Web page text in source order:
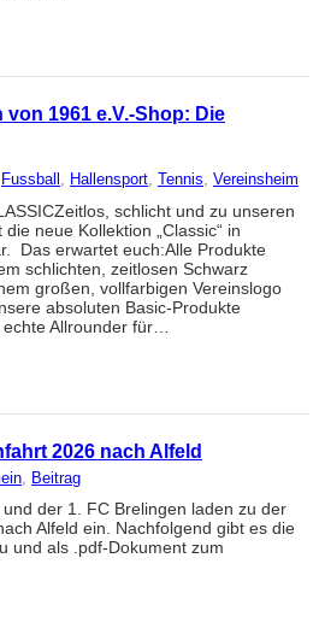
1961 e.V.-Shop: Die
Fussball , Hallensport, Tennis, Vereinsheim
schlicht und zu unseren
neue Kollektion „Classic“ in
Das erwartet euch:Alle Produkte
schlichten, zeitlosen Schwarz
großen, vollfarbigen Vereinslogo
absoluten Basic-Produkte
Allrounder für…
2026 nach Alfeld
Beitrag
der 1. FC Brelingen laden zu der
Alfeld ein. Nachfolgend gibt es die
und als .pdf-Dokument zum